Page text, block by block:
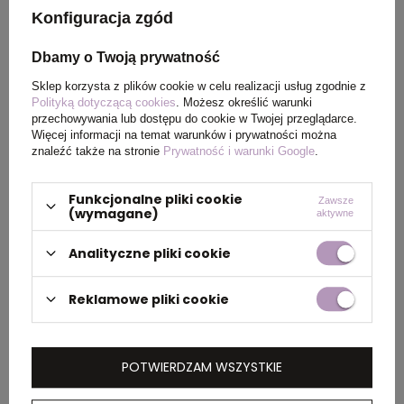
znakowania
Wielkość
znakowania
35 x 8 mm
Opakowanie etui Sheaffer
OPIS
Pióro kulkoweSheaffer 300
9325
posiada korpus i skuwkę pokryte czarnym
Pióro zostało zapakowane w eleganckie
czarne etui prezentowe ww30.
Konfiguracja zgód
Dbamy o Twoją prywatność
Sklep korzysta z plików cookie w celu realizacji usług zgodnie z
Polityką dotyczącą cookies . Możesz określić warunki
przechowywania lub dostępu do cookie w Twojej przeglądarce.
Więcej informacji na temat warunków i prywatności można
znaleźć także na stronie Prywatność i warunki Google
Funkcjonalne pliki cookie
(wymagane)
Zawsze
aktywne
Analityczne pliki cookie
Reklamowe pliki cookie
POTWIERDZAM WSZYSTKIE